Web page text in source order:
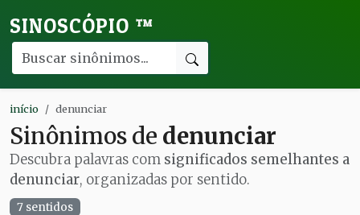
SINOSCÓPIO ™
início denunciar
Sinônimos de denunciar
Descubra palavras com significados semelhantes a
denunciar, organizadas por sentido.
7 sentidos